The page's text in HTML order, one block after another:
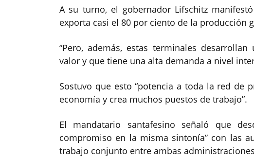
A su turno, el gobernador Lifschitz
exporta casi el 80 por ciento de la producción
“Pero, además, estas terminales
valor y que tiene una alta demanda a nivel
Sostuvo que esto “potencia a toda la red de
economía y crea muchos puestos de trabajo”.
El mandatario santafesino señaló que
compromiso en la misma sintonía” con las
trabajo conjunto entre ambas